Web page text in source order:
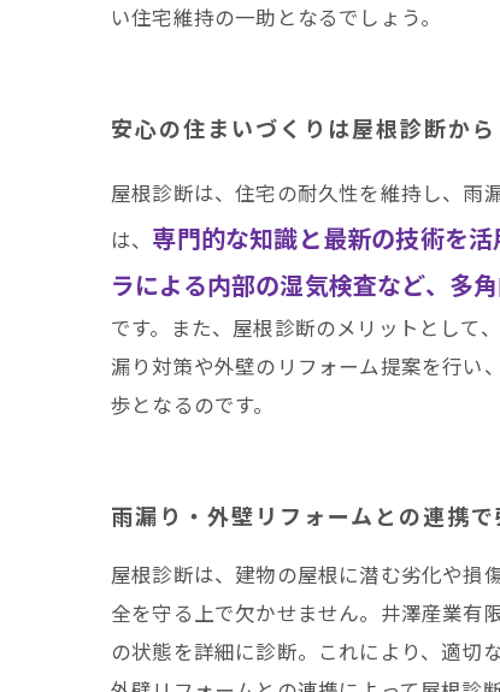
い住宅維持の一助となるでしょう。
安心の住まいづくりは屋根診断か
屋根診断は、住宅の耐久性を維持し、雨
は、 専門的な知識と最新の技術を
ラによる内部の湿気検査など、多角
です。また、屋根診断のメリットとして
漏り対策や外壁のリフォーム提案を行い
歩となるのです。
雨漏り・外壁リフォームとの連携
屋根診断は、建物の屋根に潜む劣化や損
全を守る上で欠かせません。井澤産業有
の状態を詳細に診断。これにより、適切